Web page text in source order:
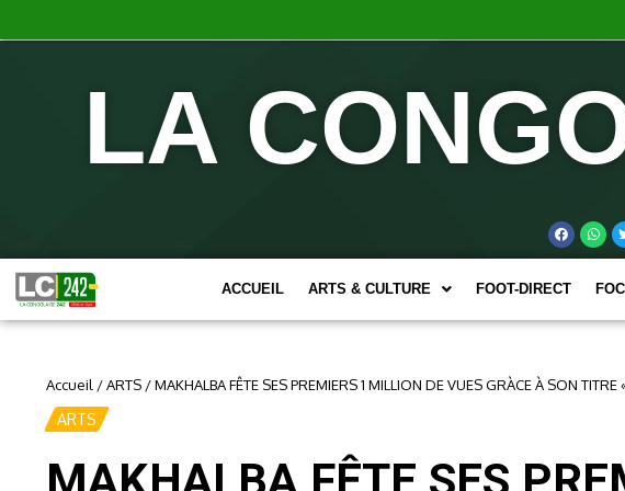
LA
ACCUEIL ARTS & CULTURE FOOT-DIRECT
Accueil /ARTS /MAKHALBA FÊTE SES PREMIERS 1 MILLION DE VUES GRÀCE À SON TITRE
ARTS
MAKHALBA FÊTE SES